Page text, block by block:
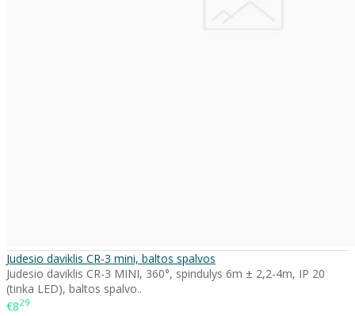
Judesio daviklis CR-3 mini, baltos spalvos
Judesio daviklis CR-3 MINI, 360°, spindulys 6m ± 2,2-4m, IP 20
(tinka LED), baltos spalvo..
€829